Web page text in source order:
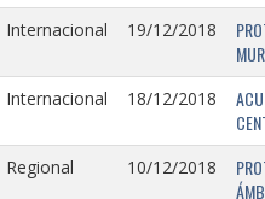
Internacional 19/12/2018
Internacional 18/12/2018
Regional 10/12/2018